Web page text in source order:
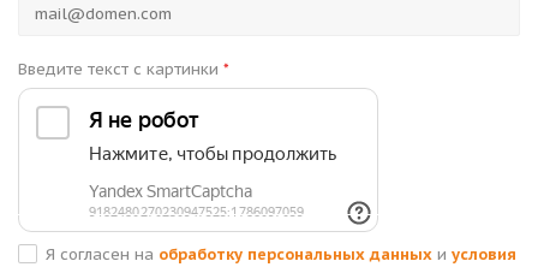
Введите текст с картинки *
Я согласен на обработку персональных данных и условия